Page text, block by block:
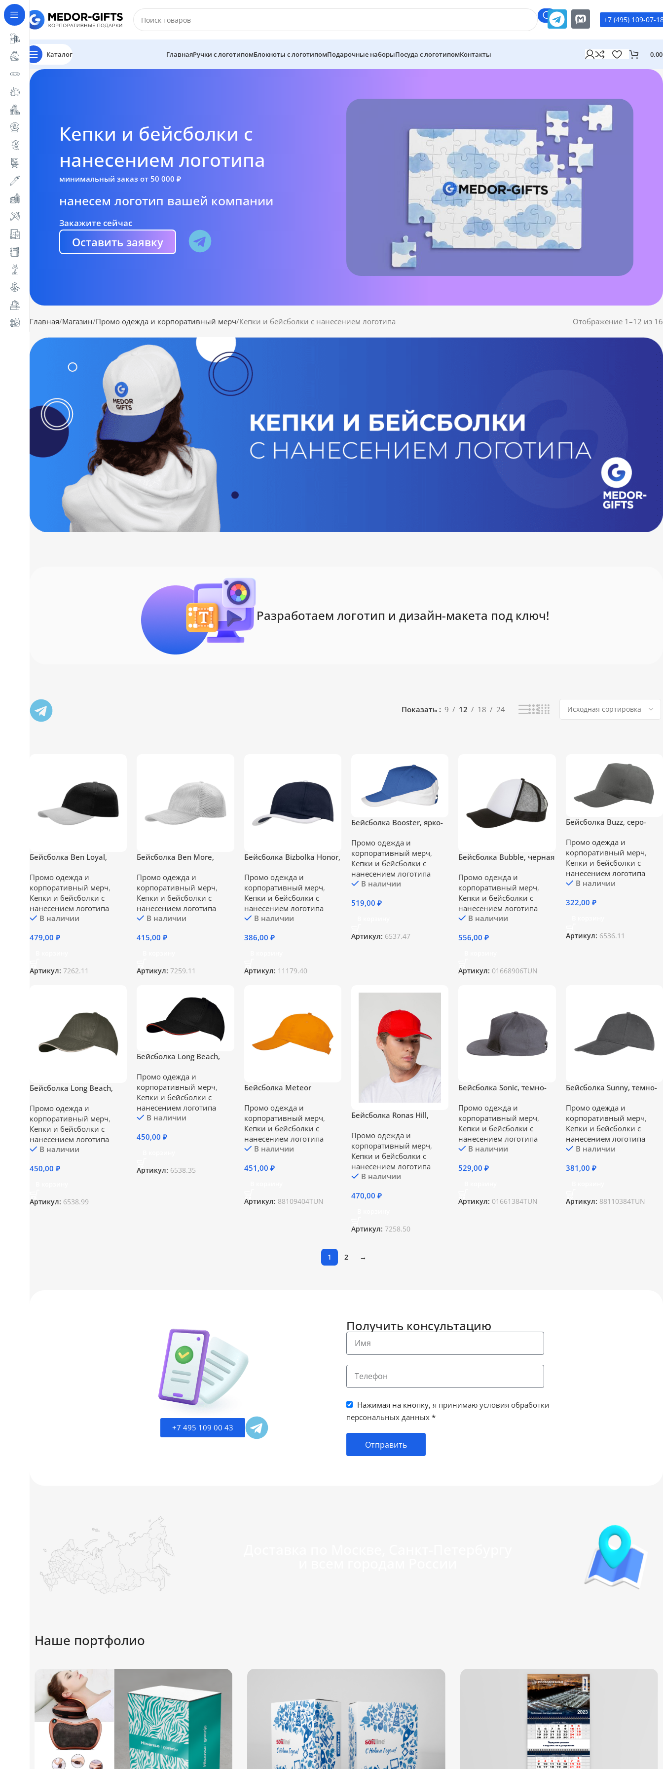
+7 (495) 109-07-
Каталог ГлавнаяРучки с логотипомБлокноты с логотипомПодарочные наборыПосуда с логотипомКонтакты
Кепки и бейсболки с
нанесением логотипа
минимальный заказ от 50 000 ₽
нанесем логотип вашей компании
Закажите сейчас
Оставить заявку
Главная Магазин Промо одежда и корпоративный мерч Кепки и бейсболки с нанесением логотипа Отображение 1–12 из 16
Разработаем логотип и дизайн-макета под ключ!
Показать 9 12 18 24
Бейсболка Ben Loyal,
Промо одежда и
корпоративный мерч,
Кепки и бейсболки с
нанесением логотипа
В наличии
479,00 ₽
Артикул: 7262.11
Бейсболка Ben More,
Промо одежда и
корпоративный мерч,
Кепки и бейсболки с
нанесением логотипа
В наличии
415,00₽
Артикул:7259.11
Бейсболка Bizbolka Honor,
кантом
Промо одежда и
корпоративный мерч,
Кепки и бейсболки с
нанесением логотипа
В наличии
386,00 ₽
Артикул: 11179.40
Бейсболка Booster, ярко-
Промо одежда и
корпоративный мерч,
Кепки и бейсболки с
нанесением логотипа
В наличии
519,00 ₽
Артикул: 6537.47
Бейсболка Bubble, черная
Промо одежда и
корпоративный мерч,
Кепки и бейсболки с
нанесением логотипа
В наличии
556,00₽
Артикул: 01668906TUN
Бейсболка Buzz, cеро-
Промо одежда и
корпоративный мерч,
Кепки и бейсболки с
нанесением логотипа
В наличии
322,00 ₽
Артикул: 6536.11
Бейсболка Long Beach,
Промо одежда и
корпоративный мерч,
Кепки и бейсболки с
нанесением логотипа
В наличии
450,00 ₽
Артикул: 6538.99
Бейсболка Long Beach,
Промо одежда и
корпоративный мерч,
Кепки и бейсболки с
нанесением логотипа
В наличии
450,00₽
Артикул: 6538.35
Бейсболка Meteor
Промо одежда и
корпоративный мерч,
Кепки и бейсболки с
нанесением логотипа
В наличии
451,00 ₽
Артикул: 88109404TUN
Бейсболка Ronas Hill,
Промо одежда и
корпоративный мерч,
Кепки и бейсболки с
нанесением логотипа
В наличии
470,00 ₽
Артикул: 7258.50
Бейсболка Sonic, темно-
Промо одежда и
корпоративный мерч,
Кепки и бейсболки с
нанесением логотипа
В наличии
529,00₽
Артикул: 01661384TUN
Бейсболка Sunny, темно-
Промо одежда и
корпоративный мерч,
Кепки и бейсболки с
нанесением логотипа
В наличии
381,00 ₽
Артикул: 88110384TUN
1 2 →
+7 495 109 00 43
Получить консультацию
Нажимая на кнопку, я принимаю условия обработки
персональных данных *
Отправить
Наше портфолио